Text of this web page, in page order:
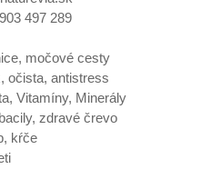
497 289
močové cesty
očista, antistress
Vitamíny, Minerály
zdravé črevo
kŕče